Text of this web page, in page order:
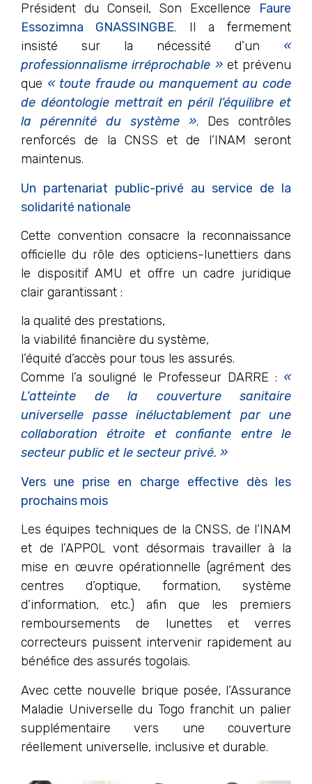
Président du Conseil, Son Excellence Faure
Essozimna GNASSINGBE. Il a fermement
insisté sur la nécessité d’un «
professionnalisme irréprochable »et prévenu
que « toute fraude ou manquement au code
de déontologie mettrait en péril l’équilibre et
la pérennité du système ». Des contrôles
renforcés de la CNSS et de l’INAM seront
maintenus.
Un partenariat public-privé au service de la
solidarité nationale
Cette convention consacre la reconnaissance
officielle du rôle des opticiens-lunettiers dans
le dispositif AMU et offre un cadre juridique
clair garantissant :
la qualité des prestations,
la viabilité financière du système,
l’équité d’accès pour tous les assurés.
Comme l’a souligné le Professeur DARRE : «
L’atteinte de la couverture sanitaire
universelle passe inéluctablement par une
collaboration étroite et confiante entre le
secteur public et le secteur privé. »
Vers une prise en charge effective dès les
prochains mois
Les équipes techniques de la CNSS, de l’INAM
et de l’APPOL vont désormais travailler à la
mise en œuvre opérationnelle (agrément des
centres d’optique, formation, système
d’information, etc.) afin que les premiers
remboursements de lunettes et verres
correcteurs puissent intervenir rapidement au
bénéfice des assurés togolais.
Avec cette nouvelle brique posée, l’Assurance
Maladie Universelle du Togo franchit un palier
supplémentaire vers une couverture
réellement universelle, inclusive et durable.